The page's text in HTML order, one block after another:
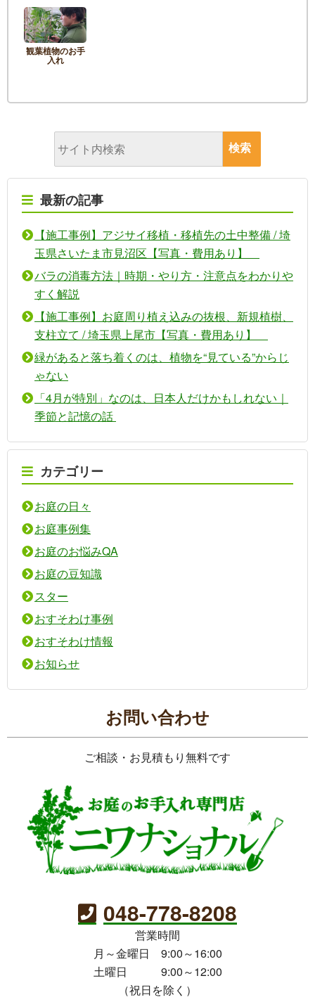
観葉植物のお手
入れ
最新の記事
【施工事例】アジサイ移植・移植先の土中整備 / 埼
玉県さいたま市見沼区【写真・費用あり】
バラの消毒方法｜時期・やり方・注意点をわかりや
すく解説
【施工事例】お庭周り植え込みの抜根、新規植樹、
支柱立て / 埼玉県上尾市【写真・費用あり】
緑があると落ち着くのは、植物を“見ている”からじ
ゃない
「4月が特別」なのは、日本人だけかもしれない｜
季節と記憶の話
カテゴリー
お庭の日々
お庭事例集
お庭のお悩みQA
お庭の豆知識
スター
おすそわけ事例
おすそわけ情報
お知らせ
お問い合わせ
ご相談・お見積もり無料です
048-778-8208
営業時間
月～金曜日 9:00～16:00
土曜日 9:00～12:00
（祝日を除く）